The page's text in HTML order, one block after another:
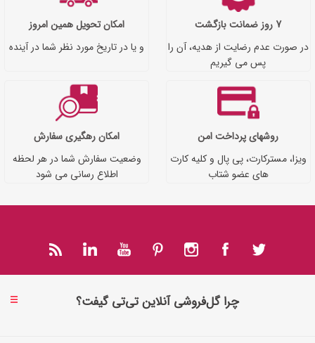
7 روز ضمانت بازگشت
در صورت عدم رضایت از هدیه، آن را
پس می گیریم
امکان تحویل همین امروز
و یا در تاریخ مورد نظر شما در آینده
روشهای پرداخت امن
ویزا، مسترکارت، پی پال و کلیه کارت
های عضو شتاب
امکان رهگیری سفارش
وضعیت سفارش شما در هر لحظه
اطلاع رسانی می شود
چرا گل‌فروشی آنلاین تی‌تی گیفت؟